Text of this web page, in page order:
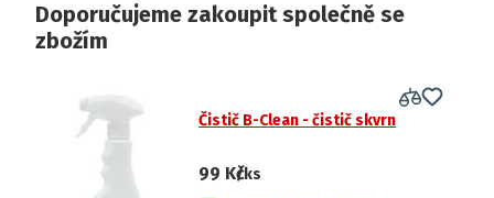
Doporučujeme zakoupit společně se
zbožím
Čistič B-Clean - čistič skvrn
99 Kč/ks